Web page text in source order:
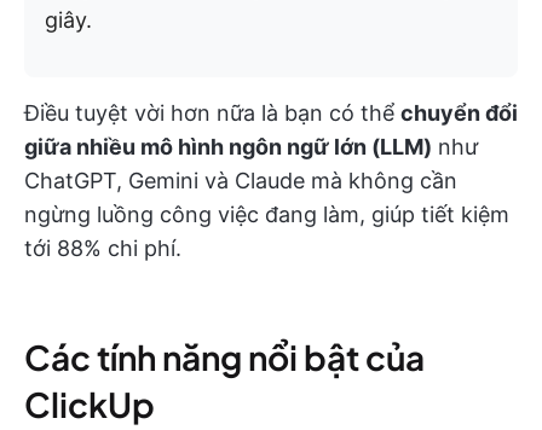
giây.
Điều tuyệt vời hơn nữa là bạn có thể chuyển đổi
giữa nhiều mô hình ngôn ngữ lớn (LLM) như
ChatGPT, Gemini và Claude mà không cần
ngừng luồng công việc đang làm, giúp tiết kiệm
tới 88% chi phí.
Các tính năng nổi bật của
ClickUp